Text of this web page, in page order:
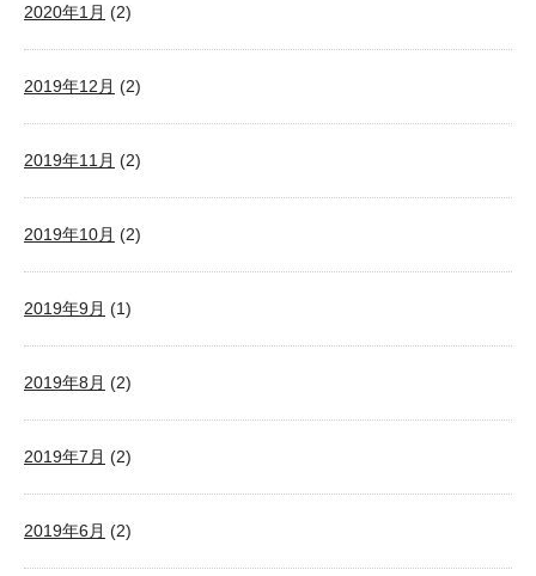
2020年1月 (2)
2019年12月 (2)
2019年11月 (2)
2019年10月 (2)
2019年9月 (1)
2019年8月 (2)
2019年7月 (2)
2019年6月 (2)